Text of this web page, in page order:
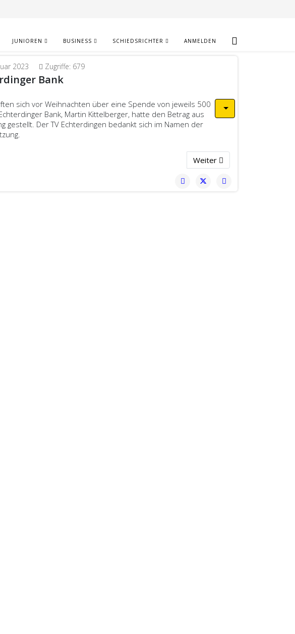
JUNIOREN BUSINESS SCHIEDSRICHTER ANMELDEN
2023 Zugriffe: 679
Bank
sich vor Weihnachten über eine Spende von jeweils 500
Bank, Martin Kittelberger, hatte den Betrag aus
Der TV Echterdingen bedankt sich im Namen der
Nächster Beitrag: Rückblick
Weiter